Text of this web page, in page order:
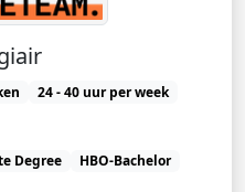
24 - 40 uur per week
Degree
HBO-Bachelor